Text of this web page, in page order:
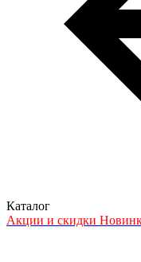
Каталог
Акции и скидки